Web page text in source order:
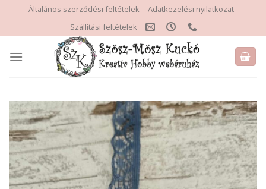
content
Általános szerződési feltételek
Adatkezelési nyilatkozat
Szállítási feltételek